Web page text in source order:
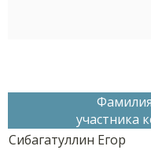
участника
Сибагатуллин Егор